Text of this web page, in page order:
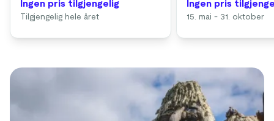
Ingen pris tilgjengelig
Tilgjengelig hele året
Ingen pris
15. mai - 31. oktober